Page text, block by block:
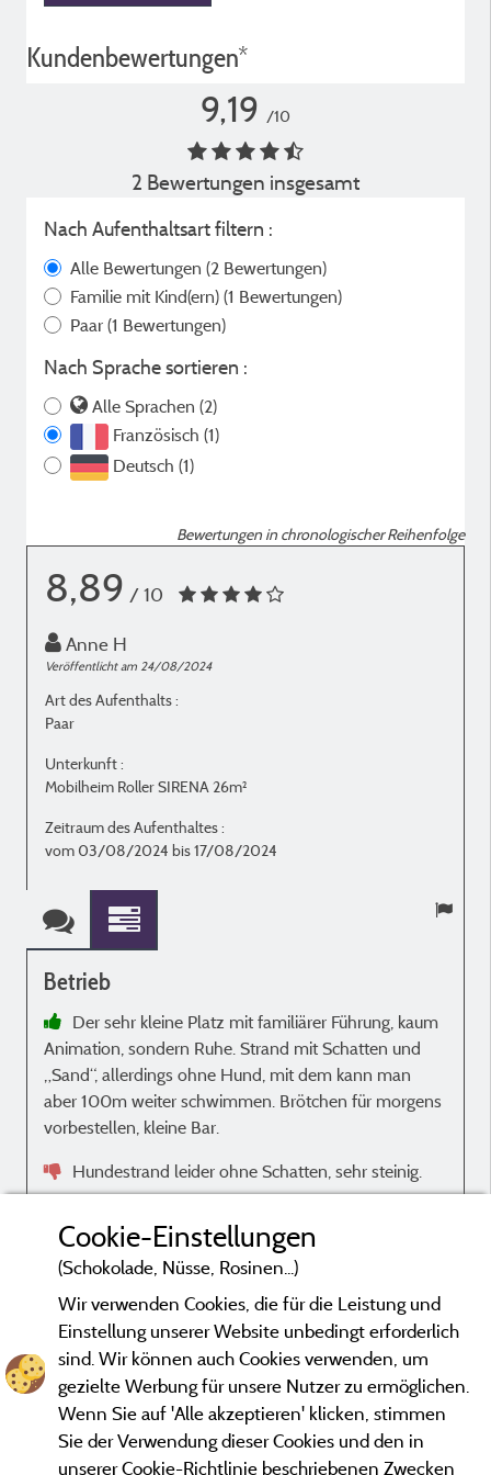
Kundenbewertungen*
9,19 /10
2 Bewertungen insgesamt
Nach Aufenthaltsart filtern :
Alle Bewertungen (2 Bewertungen)
Familie mit Kind(ern) (1 Bewertungen)
Paar (1 Bewertungen)
Nach Sprache sortieren :
Alle Sprachen (2)
Französisch (1)
Deutsch (1)
Bewertungen in chronologischer Reihenfolge
8,89 / 10
Anne H
Veröffentlicht am 24/08/2024
Art des Aufenthalts :
Paar
Unterkunft :
Mobilheim Roller SIRENA 26m²
Zeitraum des Aufenthaltes :
vom 03/08/2024 bis 17/08/2024
Betrieb
Der sehr kleine Platz mit familiärer Führung, kaum
Animation, sondern Ruhe. Strand mit Schatten und
„Sand“, allerdings ohne Hund, mit dem kann man
aber 100m weiter schwimmen. Brötchen für morgens
vorbestellen, kleine Bar.
Hundestrand leider ohne Schatten, sehr steinig.
Bewertung der Unterkunft
Küchenausstattung
Bewertungen, die nicht älter als drei Jahre sind und einer
Überprüfung unterzogen wurden.Mehr Informationen
Cookie-Einstellungen
(Schokolade, Nüsse, Rosinen...)
Wir verwenden Cookies, die für die Leistung und
Einstellung unserer Website unbedingt erforderlich
sind. Wir können auch Cookies verwenden, um
gezielte Werbung für unsere Nutzer zu ermöglichen.
Wenn Sie auf 'Alle akzeptieren' klicken, stimmen
Sie der Verwendung dieser Cookies und den in
unserer Cookie-Richtlinie beschriebenen Zwecken